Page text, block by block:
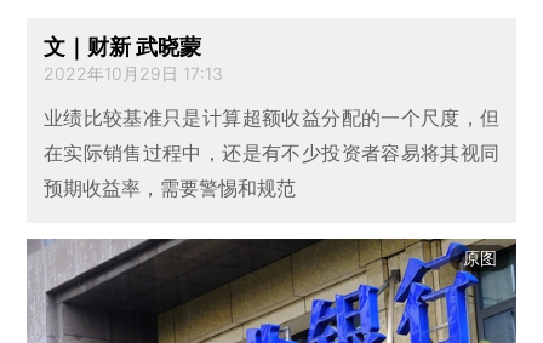
文｜财新 武晓蒙
2022年10月29日 17:13
业绩比较基准只是计算超额收益分配的一个尺度，但
在实际销售过程中，还是有不少投资者容易将其视同
预期收益率，需要警惕和规范
原图